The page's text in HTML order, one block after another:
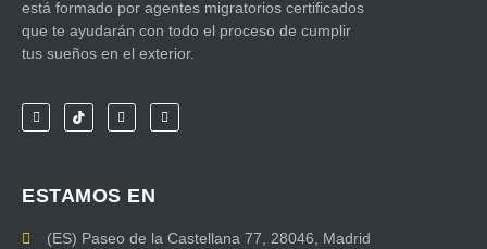
está formado por agentes migratorios certificados
que te ayudarán con todo el proceso de cumplir
tus sueños en el exterior.
ESTAMOS EN
(ES) Paseo de la Castellana 77, 28046, Madrid